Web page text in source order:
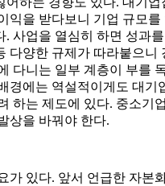
익을 받다보니 기업 규모를
. 사업을 열심히 하면 성과
다양한 규제가 따라붙으니
다니는 일부 계층이 부를
경에는 역설적이게도 대기
하는 제도에 있다. 중소기
상을 바꿔야 한다.
가 있다. 앞서 언급한 자본